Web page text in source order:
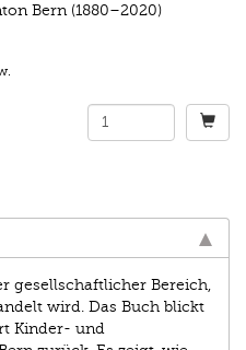
Bern (1880–2020)
gesellschaftlicher Bereich,
wird. Das Buch blickt
Kinder- und